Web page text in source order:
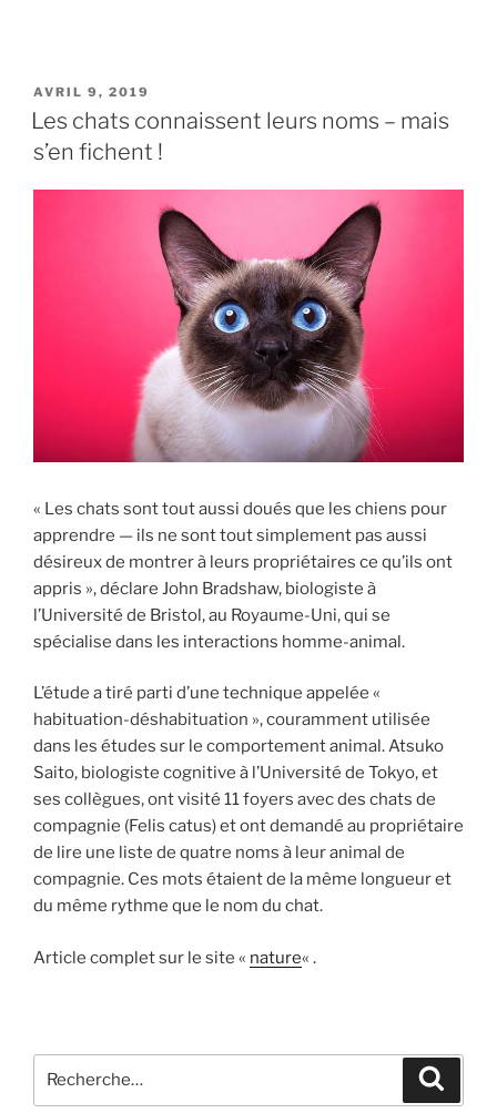
PUBLIÉ
LE
AVRIL 9, 2019
Les chats connaissent leurs noms – mais
s’en fichent !
« Les chats sont tout aussi doués que les chiens pour
apprendre — ils ne sont tout simplement pas aussi
désireux de montrer à leurs propriétaires ce qu’ils ont
appris », déclare John Bradshaw, biologiste à
l’Université de Bristol, au Royaume-Uni, qui se
spécialise dans les interactions homme-animal.
L’étude a tiré parti d’une technique appelée «
habituation-déshabituation », couramment utilisée
dans les études sur le comportement animal. Atsuko
Saito, biologiste cognitive à l’Université de Tokyo, et
ses collègues, ont visité 11 foyers avec des chats de
compagnie (Felis catus) et ont demandé au propriétaire
de lire une liste de quatre noms à leur animal de
compagnie. Ces mots étaient de la même longueur et
du même rythme que le nom du chat.
Article complet sur le site « nature« .
pour